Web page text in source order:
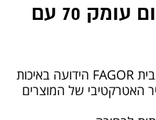
מקרר דלפק גסטרונום עומק 70 עם
מקרר תוצרת ASBER העולמית מבית FAGOR הידועה באיכות
האטרקטיבי של המוצרים